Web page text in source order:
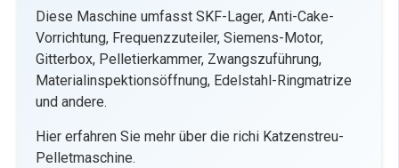
Diese Maschine umfasst SKF-Lager, Anti-Cake-
Vorrichtung, Frequenzzuteiler, Siemens-Motor,
Gitterbox, Pelletierkammer, Zwangszuführung,
Materialinspektionsöffnung, Edelstahl-Ringmatrize
und andere.
Hier erfahren Sie mehr über die richi Katzenstreu-
Pelletmaschine.